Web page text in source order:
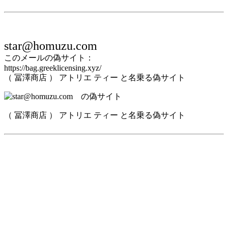
star@homuzu.com
このメールの偽サイト：
https://bag.greeklicensing.xyz/
（ 冨澤商店 ） アトリエ ティー と名乗る偽サイト
（ 冨澤商店 ） アトリエ ティー と名乗る偽サイト